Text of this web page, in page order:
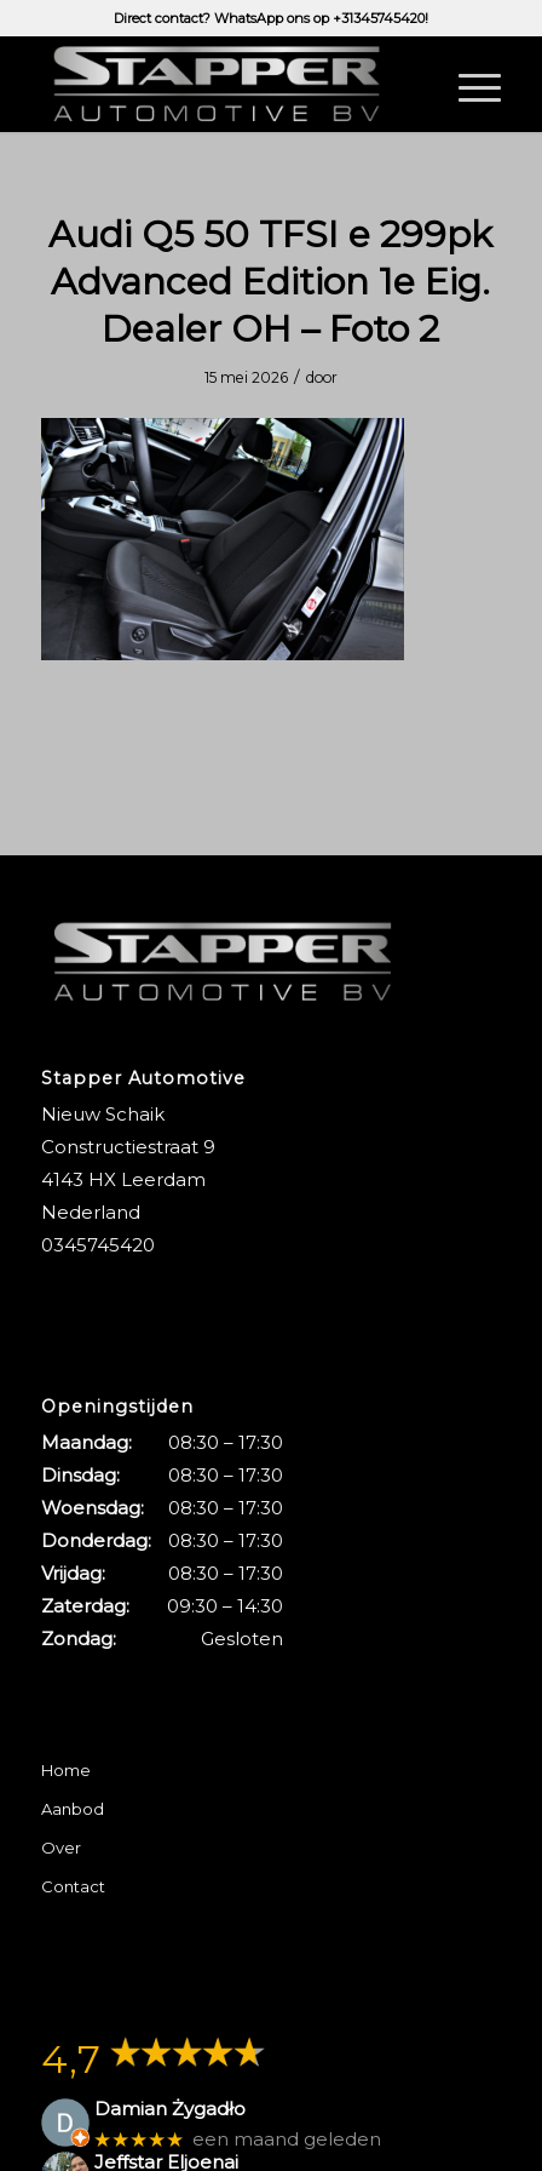
Direct contact? WhatsApp ons op +31345745420!
Audi Q5 50 TFSI e 299pk
Advanced Edition 1e Eig.
Dealer OH – Foto 2
15 mei 2026 / door
Stapper Automotive
Nieuw Schaik
Constructiestraat 9
4143 HX Leerdam
Nederland
0345745420
Openingstijden
Maandag:
08:30 – 17:30
Dinsdag:
08:30 – 17:30
Woensdag:
08:30 – 17:30
Donderdag:
08:30 – 17:30
Vrijdag:
08:30 – 17:30
Zaterdag:
09:30 – 14:30
Zondag:
Gesloten
Home
Aanbod
Over
Contact
4,7
Damian Żygadło
★★★★★ een maand geleden
Jeffstar Eljoenai